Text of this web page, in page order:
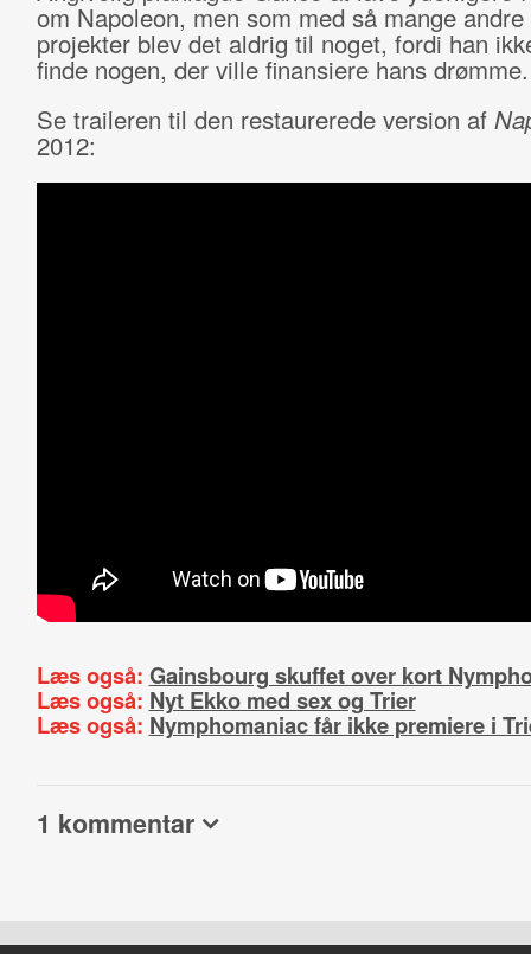
om Napoleon, men som med så mange
projekter blev det aldrig til noget, fordi han
finde nogen, der ville finansiere hans drømme.
Se traileren til den restaurerede version af
2012:
Læs også: Gainsbourg skuffet over kort
Læs også: Nyt Ekko med sex og Trier
Læs også: Nymphomaniac får ikke premiere i
1 kommentar